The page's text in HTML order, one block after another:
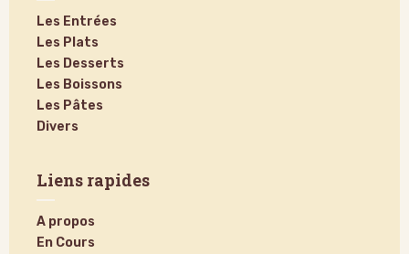
Les Entrées
Les Plats
Les Desserts
Les Boissons
Les Pâtes
Divers
Liens rapides
A propos
En Cours